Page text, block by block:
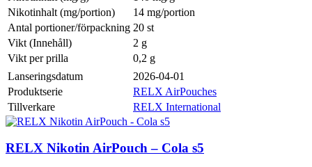
Nikotinhalt (mg/portion)
14 mg/portion
Antal portioner/förpackning 20 st
Vikt (Innehåll)
2 g
Vikt per prilla
0,2 g
Lanseringsdatum
2026-04-01
Produktserie
RELX AirPouches
Tillverkare
RELX International
RELX Nikotin AirPouch – Cola s5